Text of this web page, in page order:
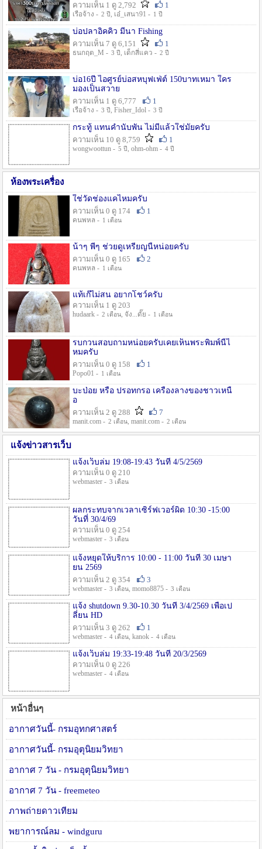
ความเห็น 1 ดู 2,792
1
เรือจ้าง - 2 ปี , เอ๋_เสนา91 - 1 ปี
บ่อปลาอิคคิว มีนา Fishing
ความเห็น 7 ดู 6,151
1
ธนกฤต_M - 3 ปี , เด็กสี่แคว - 2 ปี
บ่อ16ปี ไอศูรย์บ่อสหบุฟเฟ่ต์ 150บาทเหมา ใคร
มองเป็นสวาย
ความเห็น 1 ดู 6,777
1
เรือจ้าง - 3 ปี , Fisher_Idol - 3 ปี
กระทู้ แทนคำนับพัน ไม่มีแล้วใช่มั๊ยครับ
ความเห็น 10 ดู 8,759
1
wongwoottun - 5 ปี , ohm-ohm - 4 ปี
ห้องพระเครื่อง
ใช่วัดช่องแคไหมครับ
ความเห็น 0 ดู 174
1
คนพหล - 1 เดือน
น้าๆ พี่ๆ ช่วยดูเหรียญนี้หน่อยครับ
ความเห็น 0 ดู 165
2
คนพหล - 1 เดือน
แท้เก๊ไม่สน อยากโชว์ครับ
ความเห็น 1 ดู 203
hudaark - 2 เดือน, จัง...ดั๊ย - 1 เดือน
รบกวนสอบถามหน่อยครับเคยเห็นพระพิมพ์นี้ไ
หมครับ
ความเห็น 0 ดู 158
1
Popo01 - 1 เดือน
บะป่อย หรือ ปรอทกรอ เครื่องลางของชาวเหนื
อ
ความเห็น 2 ดู 288
7
manit.com - 2 เดือน, manit.com - 2 เดือน
แจ้งข่าวสารเว็บ
แจ้งเว็บล่ม 19:08-19:43 วันที่ 4/5/2569
ความเห็น 0 ดู 210
webmaster - 3 เดือน
ผลกระทบจากเวลาเซิร์ฟเวอร์ผิด 10:30 -15:00
วันที่ 30/4/69
ความเห็น 0 ดู 254
webmaster - 3 เดือน
แจ้งหยุดให้บริการ 10:00 - 11:00 วันที่ 30 เมษา
ยน 2569
ความเห็น 2 ดู 354
3
webmaster - 3 เดือน, momo8875 - 3 เดือน
แจ้ง shutdown 9.30-10.30 วันที่ 3/4/2569 เพื่อเป
ลี่ยน HD
ความเห็น 3 ดู 262
1
webmaster - 4 เดือน, kanok - 4 เดือน
แจ้งเว็บล่ม 19:33-19:48 วันที่ 20/3/2569
ความเห็น 0 ดู 226
webmaster - 4 เดือน
หน้าอื่นๆ
อากาศวันนี้- กรมอุทกศาสตร์
อากาศวันนี้- กรมอุตุนิยมวิทยา
อากาศ 7 วัน - กรมอุตุนิยมวิทยา
อากาศ 7 วัน - freemeteo
ภาพถ่ายดาวเทียม
พยาการณ์ลม - windguru